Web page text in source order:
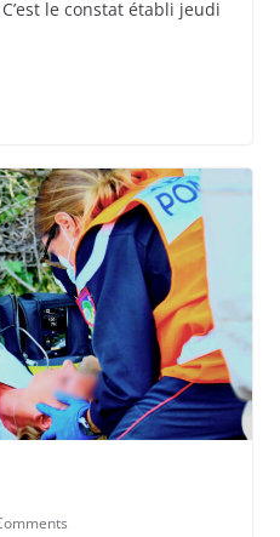
le constat établi jeudi